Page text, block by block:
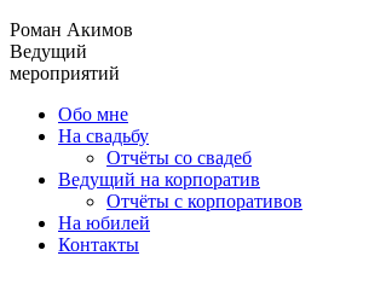
Роман Акимов
Ведущий
мероприятий
Обо мне
На свадьбу
Отчёты со свадеб
Ведущий на корпоратив
Отчёты с корпоративов
На юбилей
Контакты